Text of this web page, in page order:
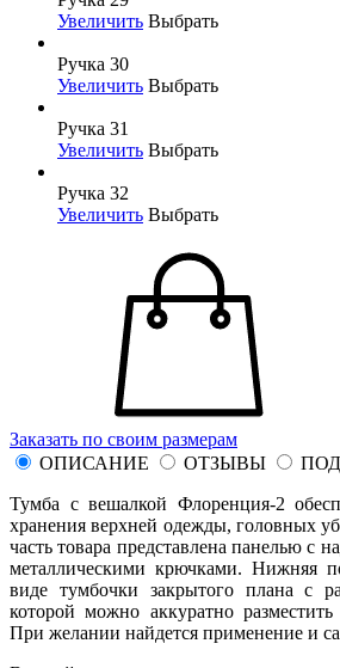
Увеличить Выбрать
Ручка 30
Увеличить Выбрать
Ручка 31
Увеличить Выбрать
Ручка 32
Увеличить Выбрать
Заказать по своим размерам
ОПИСАНИЕ
ОТЗЫВЫ
Тумба с вешалкой Флоренция-2
хранения верхней одежды, головных
часть товара представлена панелью с
металлическими крючками. Нижняя
виде тумбочки закрытого плана с
которой можно аккуратно
При желании найдется применение и